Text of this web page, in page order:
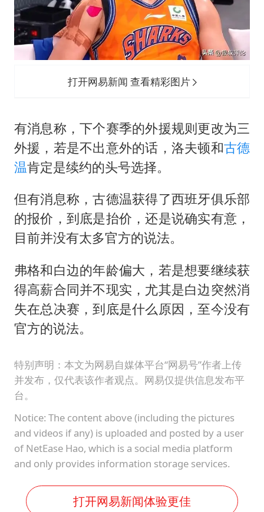
打开网易新闻 查看精彩图片
有消息称，下个赛季的外援规则更改为三
外援，若是不出意外的话，洛夫顿和古德
温肯定是续约的头号选择。
但有消息称，古德温获得了西班牙俱乐部
的报价，到底是抬价，还是说确实有意，
目前并没有太多官方的说法。
弗格和白边的年龄偏大，若是想要继续获
得高薪合同并不现实，尤其是白边突然消
失在总决赛，到底是什么原因，至今没有
官方的说法。
特别声明：本文为网易自媒体平台“网易号”作者上传
并发布，仅代表该作者观点。网易仅提供信息发布平
台。
Notice: The content above (including the pictures
and videos if any) is uploaded and posted by a user
of NetEase Hao, which is a social media platform
and only provides information storage services.
打开网易新闻体验更佳